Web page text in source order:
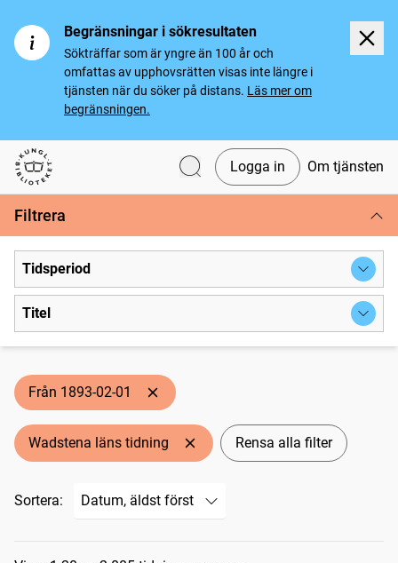
Begränsningar i sökresultaten
Sökträffar som är yngre än 100 år och
omfattas av upphovsrätten visas inte längre i
tjänsten när du söker på distans. Läs mer om
begränsningen.
Svenska tidningar
Logga in Om tjänsten
Filtrera
Tidsperiod
Titel
Från 1893-02-01
Wadstena läns tidning Rensa alla filter
Sortera: